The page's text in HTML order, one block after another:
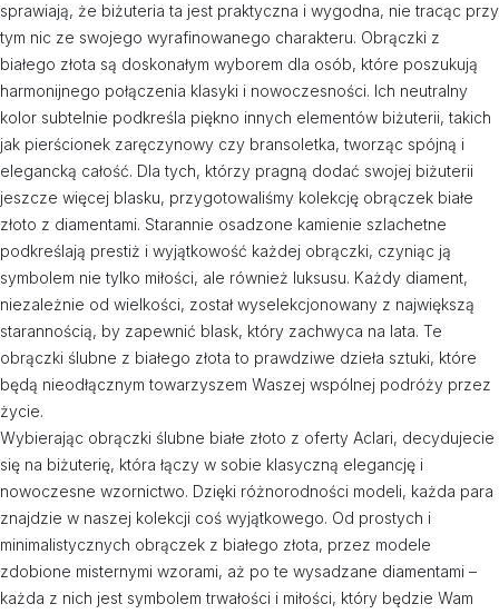
sprawiają, że biżuteria ta jest praktyczna i wygodna, nie tracąc przy
tym nic ze swojego wyrafinowanego charakteru. Obrączki z
białego złota są doskonałym wyborem dla osób, które poszukują
harmonijnego połączenia klasyki i nowoczesności. Ich neutralny
kolor subtelnie podkreśla piękno innych elementów biżuterii, takich
jak pierścionek zaręczynowy czy bransoletka, tworząc spójną i
elegancką całość. Dla tych, którzy pragną dodać swojej biżuterii
jeszcze więcej blasku, przygotowaliśmy kolekcję obrączek białe
złoto z diamentami. Starannie osadzone kamienie szlachetne
podkreślają prestiż i wyjątkowość każdej obrączki, czyniąc ją
symbolem nie tylko miłości, ale również luksusu. Każdy diament,
niezależnie od wielkości, został wyselekcjonowany z największą
starannością, by zapewnić blask, który zachwyca na lata. Te
obrączki ślubne z białego złota to prawdziwe dzieła sztuki, które
będą nieodłącznym towarzyszem Waszej wspólnej podróży przez
życie.
Wybierając obrączki ślubne białe złoto z oferty Aclari, decydujecie
się na biżuterię, która łączy w sobie klasyczną elegancję i
nowoczesne wzornictwo. Dzięki różnorodności modeli, każda para
znajdzie w naszej kolekcji coś wyjątkowego. Od prostych i
minimalistycznych obrączek z białego złota, przez modele
zdobione misternymi wzorami, aż po te wysadzane diamentami –
każda z nich jest symbolem trwałości i miłości, który będzie Wam